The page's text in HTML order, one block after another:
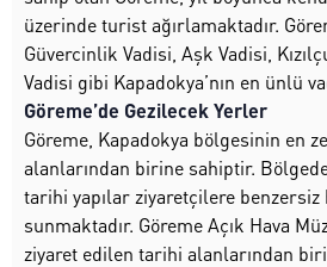
üzerinde turist ağırlamaktadır.
Güvercinlik Vadisi, Aşk Vadisi,
Vadisi gibi Kapadokya’nın en ünlü
Göreme’de Gezilecek Yerler
Göreme, Kapadokya bölgesinin en
alanlarından birine sahiptir.
tarihi yapılar ziyaretçilere
sunmaktadır. Göreme Açık Hava
ziyaret edilen tarihi alanlarından